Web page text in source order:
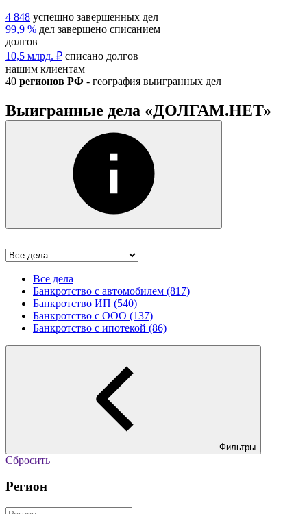
4 848 успешно завершенных дел
99,9 % дел завершено списанием
долгов
10,5 млрд. ₽ списано долгов
нашим клиентам
40 регионов РФ - география выигранных дел
Выигранные дела «ДОЛГАМ.НЕТ»
Все дела
Банкротство с автомобилем (817)
Банкротство ИП (540)
Банкротство с ООО (137)
Банкротство с ипотекой (86)
Фильтры
Сбросить
Регион